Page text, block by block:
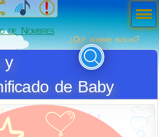
de Nombres
¿Qué nombre buscas?
y
de Baby
Men
ú